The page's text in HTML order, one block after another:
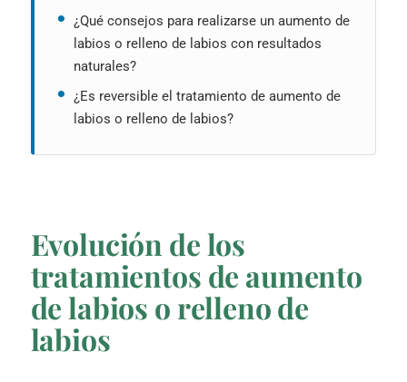
¿Qué consejos para realizarse un aumento de
labios o relleno de labios con resultados
naturales?
¿Es reversible el tratamiento de aumento de
labios o relleno de labios?
Evolución de los
tratamientos de aumento
de labios o relleno de
labios